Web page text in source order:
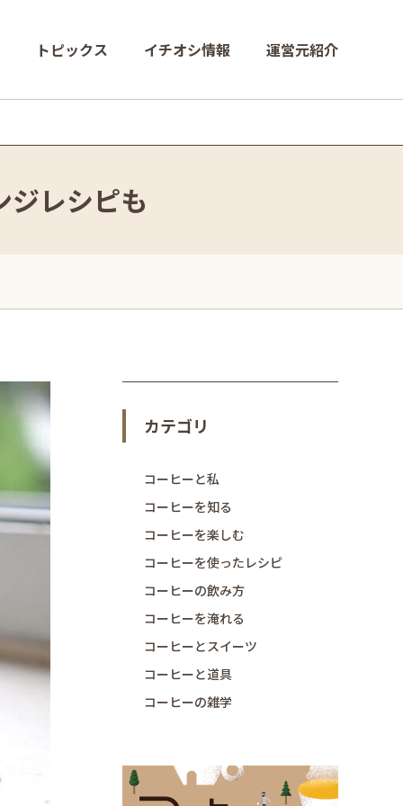
トピックス イチオシ情報 運営元紹介
ジレシピも
カテゴリ
コーヒーと私
コーヒーを知る
コーヒーを楽しむ
コーヒーを使ったレシピ
コーヒーの飲み方
コーヒーを淹れる
コーヒーとスイーツ
コーヒーと道具
コーヒーの雑学